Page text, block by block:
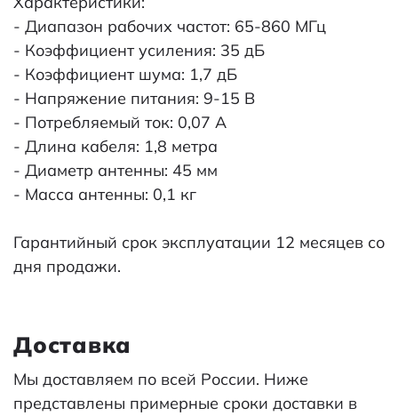
- Диапазон рабочих частот: 65-860 МГц
- Коэффициент усиления: 35 дБ
- Коэффициент шума: 1,7 дБ
- Напряжение питания: 9-15 В
- Потребляемый ток: 0,07 А
- Длина кабеля: 1,8 метра
- Диаметр антенны: 45 мм
- Масса антенны: 0,1 кг
Гарантийный срок эксплуатации 12 месяцев со
дня продажи.
Доставка
Мы доставляем по всей России. Ниже
представлены примерные сроки доставки в